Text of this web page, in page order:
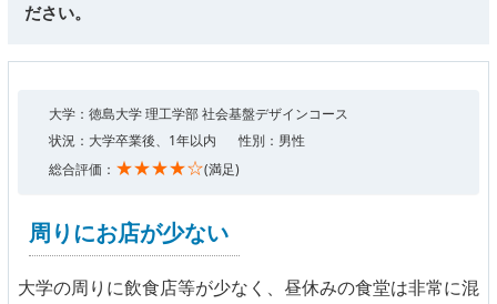
ださい。
大学：徳島大学 理工学部 社会基盤デザインコース
状況：大学卒業後、1年以内
性別：男性
総合評価： ★★★★☆(満足)
周りにお店が少ない
大学の周りに飲食店等が少なく、昼休みの食堂は非常に混